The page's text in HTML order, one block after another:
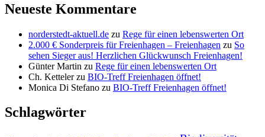
Neueste Kommentare
norderstedt-aktuell.de zu Rege für einen lebenswerten Ort
2.000 € Sonderpreis für Freienhagen – Freienhagen zu So
sehen Sieger aus! Herzlichen Glückwunsch Freienhagen!
Günter Martin zu Rege für einen lebenswerten Ort
Ch. Kettelerzu BIO-Treff Freienhagen öffnet!
Monica Di Stefano zu BIO-Treff Freienhagen öffnet!
Schlagwörter